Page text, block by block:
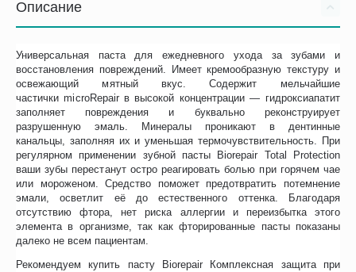
Описание
Универсальная паста для ежедневного ухода за зубами и
восстановления повреждений. Имеет кремообразную текстуру и
освежающий мятный вкус. Содержит мельчайшие
частички microRepair в высокой концентрации — гидроксиапатит
заполняет повреждения и буквально реконструирует
разрушенную эмаль. Минералы проникают в дентинные
канальцы, заполняя их и уменьшая термочувствительность. При
регулярном применении зубной пасты Biorepair Total Protection
ваши зубы перестанут остро реагировать болью при горячем чае
или мороженом. Средство поможет предотвратить потемнение
эмали, осветлит её до естественного оттенка. Благодаря
отсутствию фтора, нет риска аллергии и переизбытка этого
элемента в организме, так как фторированные пасты показаны
далеко не всем пациентам.
Рекомендуем купить пасту Biorepair Комплексная защита при